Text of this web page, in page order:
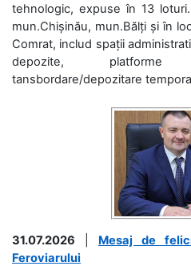
tehnologic, expuse în 13
mun.Chișinău, mun.Bălți și în
Comrat, includ spații
depozite,
tansbordare/depozitare
31.07.2026
Mesaj de
Feroviarului